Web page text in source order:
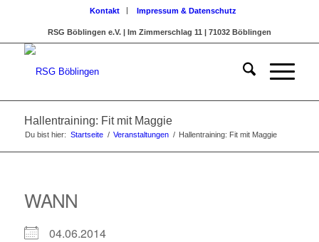
Kontakt Impressum & Datenschutz
RSG Böblingen e.V. | Im Zimmerschlag 11 | 71032 Böblingen
Hallentraining: Fit mit Maggie
Du bist hier: Startseite / Veranstaltungen / Hallentraining: Fit mit Maggie
WANN
04.06.2014